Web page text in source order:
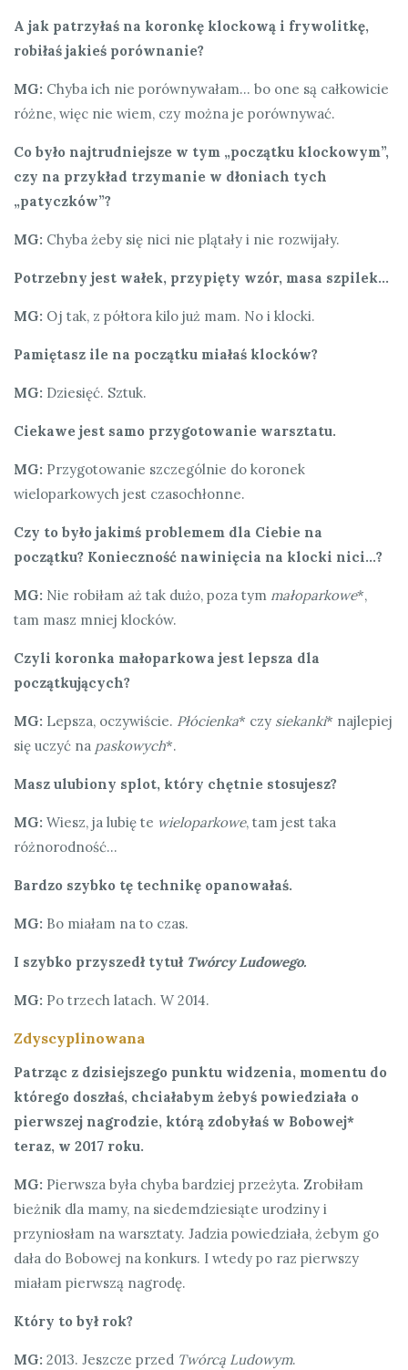
A jak patrzyłaś na koronkę klockową i frywolitkę,
robiłaś jakieś porównanie?
MG: Chyba ich nie porównywałam… bo one są całkowicie
różne, więc nie wiem, czy można je porównywać.
Co było najtrudniejsze w tym „początku klockowym”,
czy na przykład trzymanie w dłoniach tych
„patyczków”?
MG: Chyba żeby się nici nie plątały i nie rozwijały.
Potrzebny jest wałek, przypięty wzór, masa szpilek…
MG: Oj tak, z półtora kilo już mam. No i klocki.
Pamiętasz ile na początku miałaś klocków?
MG: Dziesięć. Sztuk.
Ciekawe jest samo przygotowanie warsztatu.
MG: Przygotowanie szczególnie do koronek
wieloparkowych jest czasochłonne.
Czy to było jakimś problemem dla Ciebie na
początku? Konieczność nawinięcia na klocki nici…?
MG: Nie robiłam aż tak dużo, poza tym małoparkowe*,
tam masz mniej klocków.
Czyli koronka małoparkowa jest lepsza dla
początkujących?
MG: Lepsza, oczywiście. Płócienka* czy siekanki* najlepiej
się uczyć na paskowych*.
Masz ulubiony splot, który chętnie stosujesz?
MG: Wiesz, ja lubię te wieloparkowe, tam jest taka
różnorodność…
Bardzo szybko tę technikę opanowałaś.
MG: Bo miałam na to czas.
I szybko przyszedł tytuł Twórcy Ludowego.
MG: Po trzech latach. W 2014.
Zdyscyplinowana
Patrząc z dzisiejszego punktu widzenia, momentu do
którego doszłaś, chciałabym żebyś powiedziała o
pierwszej nagrodzie, którą zdobyłaś w Bobowej*
teraz, w 2017 roku.
MG: Pierwsza była chyba bardziej przeżyta. Zrobiłam
bieżnik dla mamy, na siedemdziesiąte urodziny i
przyniosłam na warsztaty. Jadzia powiedziała, żebym go
dała do Bobowej na konkurs. I wtedy po raz pierwszy
miałam pierwszą nagrodę.
Który to był rok?
MG: 2013. Jeszcze przed Twórcą Ludowym.